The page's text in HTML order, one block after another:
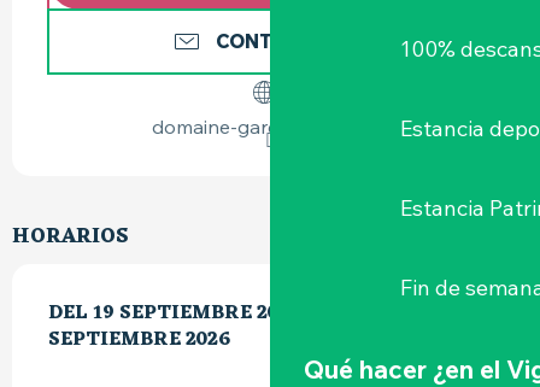
100%
Estancia
Estancia
Fin de
Qué hacer ¿en el
CONTÁCTENOS
domaine-garenne-lemot.fr
HORARIOS
DEL19 SEPTIEMBRE 2026
DEL19 SEPTIEMBRE 2026
SEPTIEMBRE 2026